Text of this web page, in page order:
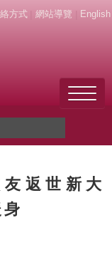
方式 網站導覽 English
返世新大